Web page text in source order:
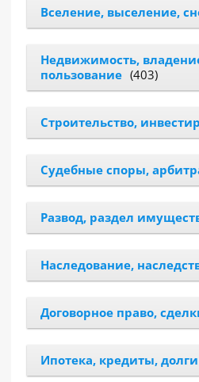
Вселение, выселение,
Недвижимость,
пользование (403)
Строительство,
Судебные споры,
Развод, раздел
Наследование,
Договорное право,
Ипотека, кредиты, долги